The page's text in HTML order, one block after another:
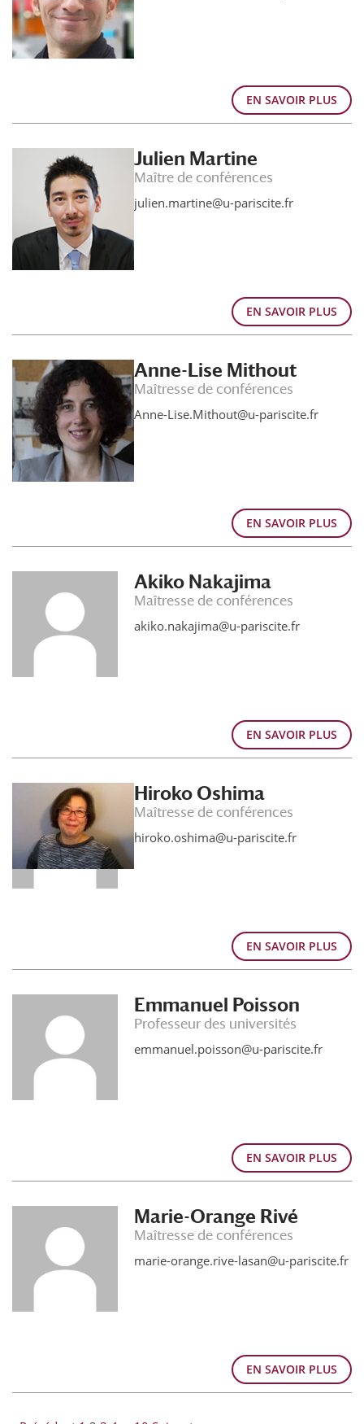
EN SAVOIR PLUS
Julien Martine
Maître de conférences
julien.martine@u-pariscite.fr
EN SAVOIR PLUS
Anne-Lise Mithout
Maîtresse de conférences
Anne-Lise.Mithout@u-pariscite.fr
EN SAVOIR PLUS
Akiko Nakajima
Maîtresse de conférences
akiko.nakajima@u-pariscite.fr
EN SAVOIR PLUS
Hiroko Oshima
Maîtresse de conférences
hiroko.oshima@u-pariscite.fr
EN SAVOIR PLUS
Emmanuel Poisson
Professeur des universités
emmanuel.poisson@u-pariscite.fr
EN SAVOIR PLUS
Marie-Orange Rivé
Maîtresse de conférences
marie-orange.rive-lasan@u-pariscite.fr
EN SAVOIR PLUS